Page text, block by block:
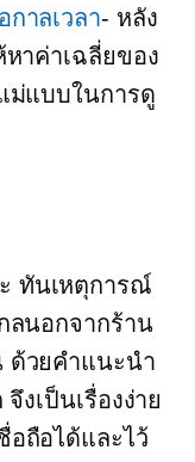
าลเวลา- หลัง
าค่าเฉลี่ยของ
ม่แบบในการดู
ทันเหตุการณ์
ลนอกจากร้าน
ด้วยคำแนะนำ
งเป็นเรื่องง่าย
ถือได้และไว้